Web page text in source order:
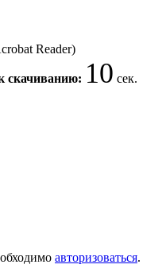
Reader)
к скачиванию:9сек.
авторизоваться.